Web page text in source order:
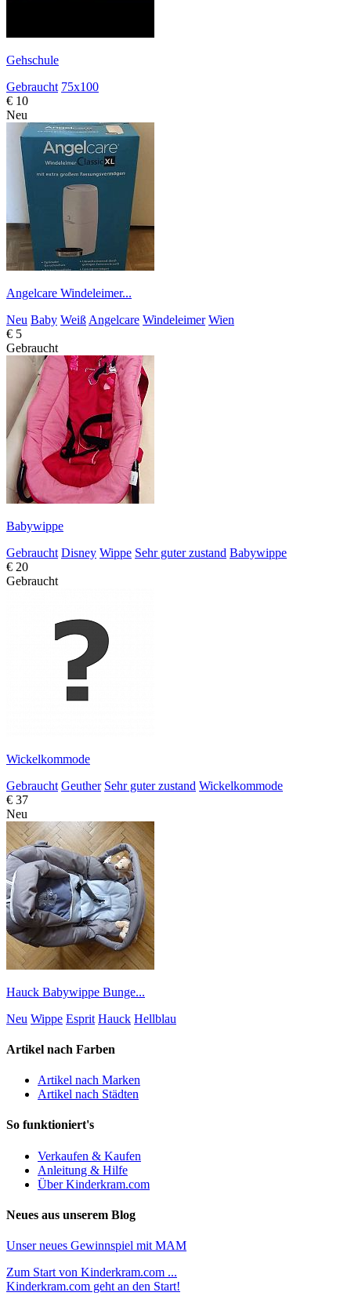
Gehschule
Gebraucht 75x100
€ 10
Neu
Angelcare Windeleimer...
Neu Baby Weiß Angelcare Windeleimer Wien
€ 5
Gebraucht
Babywippe
Gebraucht Disney Wippe Sehr guter zustand Babywippe
€ 20
Gebraucht
Wickelkommode
Gebraucht Geuther Sehr guter zustand Wickelkommode
€ 37
Neu
Hauck Babywippe Bunge...
Neu Wippe Esprit Hauck Hellblau
Artikel nach Farben
Artikel nach Marken
Artikel nach Städten
So funktioniert's
Verkaufen & Kaufen
Anleitung & Hilfe
Über Kinderkram.com
Neues aus unserem Blog
Unser neues Gewinnspiel mit MAM
Zum Start von Kinderkram.com ...
Kinderkram.com geht an den Start!